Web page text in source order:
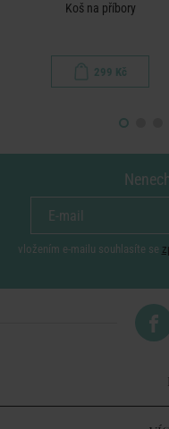
Koš na příbory
299 Kč
vložením e-mailu souhlasíte se